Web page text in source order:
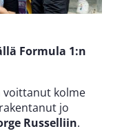
Formula 1:n
voittanut kolme
jo
Russelliin.